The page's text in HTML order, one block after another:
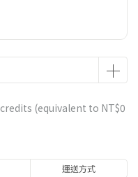
credits (equivalent to NT$0
運送方式